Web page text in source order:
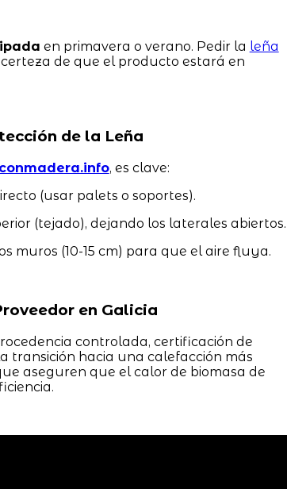
en primavera o verano. Pedir la leña
de que el producto estará en
de la Leña
, es clave:
(usar palets o soportes).
(tejado), dejando los laterales abiertos.
muros (10-15 cm) para que el aire fluya.
en Galicia
controlada, certificación de
transición hacia una calefacción más
aseguren que el calor de biomasa de